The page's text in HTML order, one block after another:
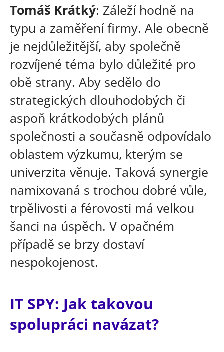
Tomáš Krátký: Záleží hodně na
typu a zaměření firmy. Ale obecně
je nejdůležitější, aby společně
rozvíjené téma bylo důležité pro
obě strany. Aby sedělo do
strategických dlouhodobých či
aspoň krátkodobých plánů
společnosti a současně odpovídalo
oblastem výzkumu, kterým se
univerzita věnuje. Taková synergie
namixovaná s trochou dobré vůle,
trpělivosti a férovosti má velkou
šanci na úspěch. V opačném
případě se brzy dostaví
nespokojenost.
IT SPY: Jak takovou
spolupráci navázat?